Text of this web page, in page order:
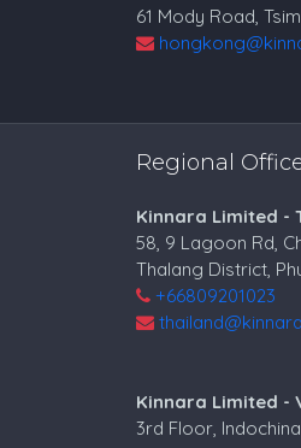
61 Mody Road,
Regional
Kinnara Limited -
58, 9 Lagoon Rd,
Thalang District,
+66809201023
Kinnara Limited -
3rd Floor,